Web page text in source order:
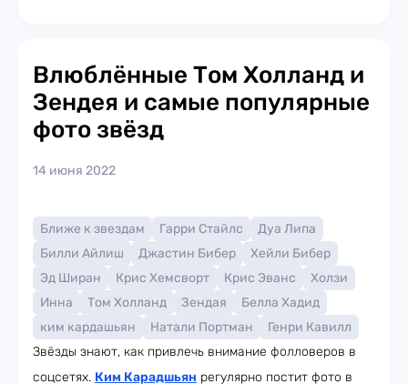
Влюблённые Том Холланд и
Зендея и самые популярные
фото звёзд
14 июня 2022
Ближе к звездам Гарри Стайлс
Дуа Липа
Билли Айлиш
Джастин Бибер
Хейли Бибер
Эд Ширан
Крис Хемсворт Крис Эванс
Холзи
Инна
Том Холланд Зендая
Белла Хадид
ким кардашьян
Натали Портман
Генри Кавилл
Звёзды знают, как привлечь внимание фолловеров в
соцсетях. Ким Карадшьян регулярно постит фото в